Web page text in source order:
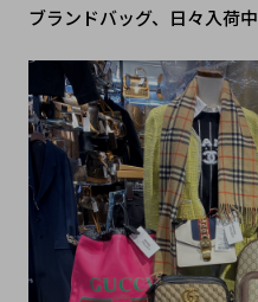
ブランドバッグ、日々入荷中